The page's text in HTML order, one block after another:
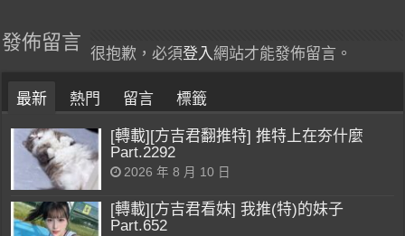
發佈留言
很抱歉，必須登入網站才能發佈留言。
最新 熱門 留言 標籤
[轉載][方吉君翻推特] 推特上在夯什麼
Part.2292
2026 年 8 月 10 日
[轉載][方吉君看妹] 我推(特)的妹子
Part.652